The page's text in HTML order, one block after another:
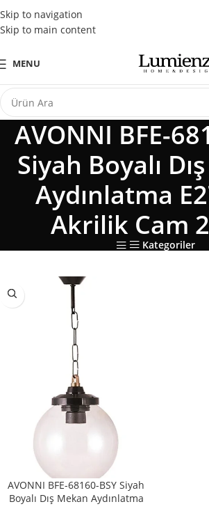
Skip to navigation
Skip to main content
Tüm Kredi Kartlarına Peşin
MENU
AVONNI BFE-
Siyah Boyalı
Aydınlatma
Akrilik Cam
Kategoriler
AVONNI BFE-68160-BSY Siyah
Boyalı Dış Mekan Aydınlatma